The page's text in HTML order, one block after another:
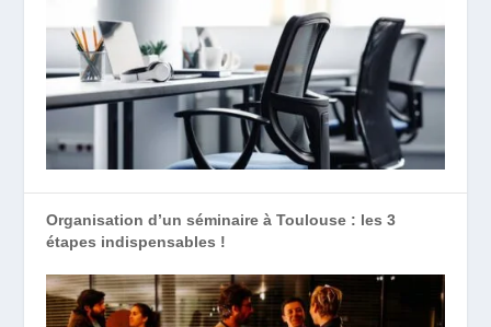
Organisation d’un séminaire à Toulouse : les 3
étapes indispensables !